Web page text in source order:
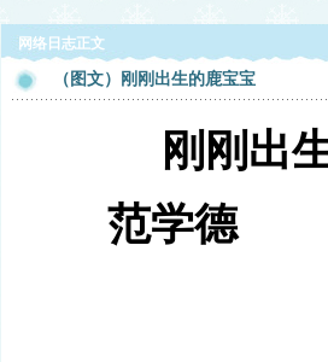
网络日志正文
（图文）刚刚出生的鹿宝宝
刚刚出生
范学德